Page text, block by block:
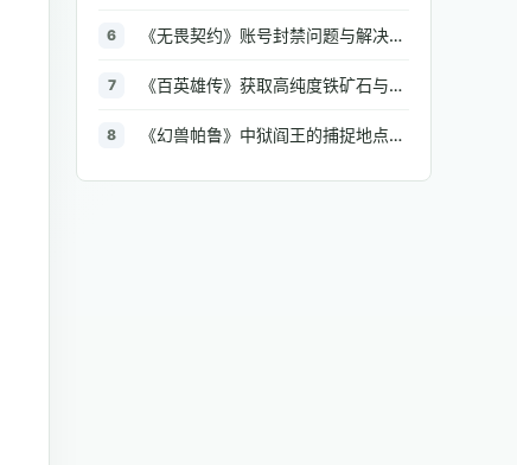
6 《无畏契约》账号封禁问题与解决方法汇总
7 《百英雄传》获取高纯度铁矿石与大型铁矿石的地点介绍
8 《幻兽帕鲁》中狱阎王的捕捉地点与策略全解析